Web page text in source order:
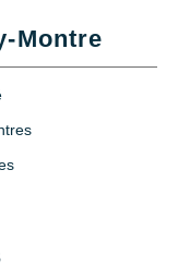
Montre